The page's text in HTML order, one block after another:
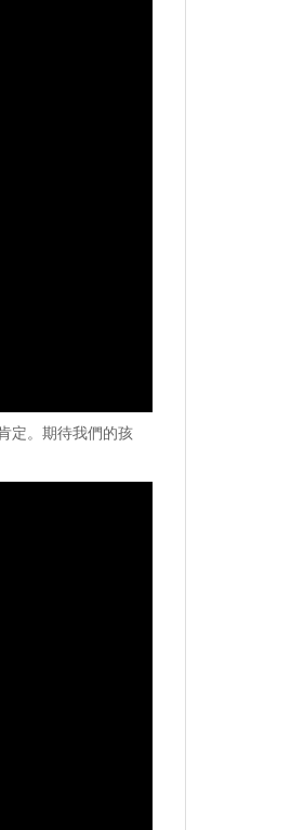
定。期待我們的孩